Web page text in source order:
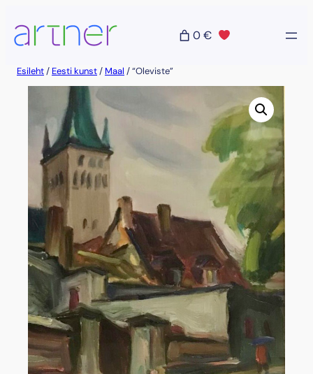
sisu
juurde
0 €
Esileht/ Eesti kunst/ Maal / “Oleviste”